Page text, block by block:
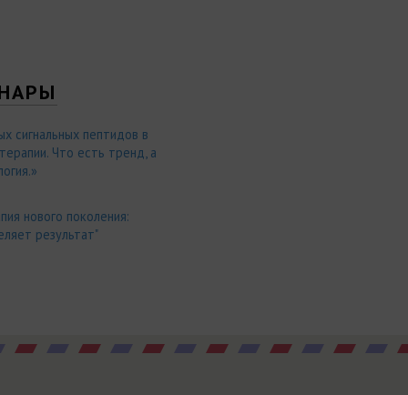
сигнальных пептидов в
Что есть тренд, а
нового поколения:
результат"